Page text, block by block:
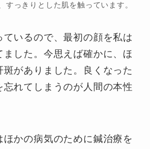
すっきりとした肌を触っています。
ているので、最初の顔を私は
した。今思えば確かに、ほ
斑がありました。良くなった
忘れてしまうのが人間の本性
ほかの病気のために鍼治療を